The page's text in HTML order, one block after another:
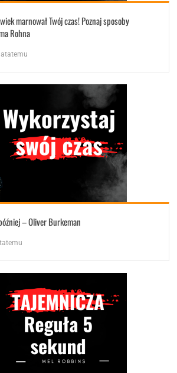
marnował Twój czas! Poznaj sposoby
Rohna
– Oliver Burkeman